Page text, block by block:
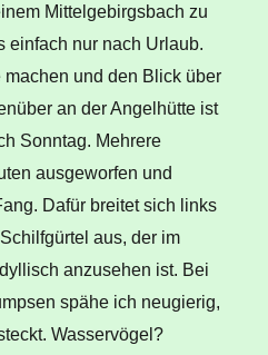
Mittelgebirgsbach zu
einfach nur nach Urlaub.
und den Blick über
an der Angelhütte ist
Sonntag. Mehrere
ausgeworfen und
Dafür breitet sich links
aus, der im
anzusehen ist. Bei
spähe ich neugierig,
Wasservögel?